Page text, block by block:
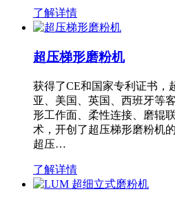
了解详情
超压梯形磨粉机
获得了CE和国家专利证书，
亚、美国、英国、西班牙等
形工作面、柔性连接、磨辊
术，开创了超压梯形磨粉机
超压…
了解详情